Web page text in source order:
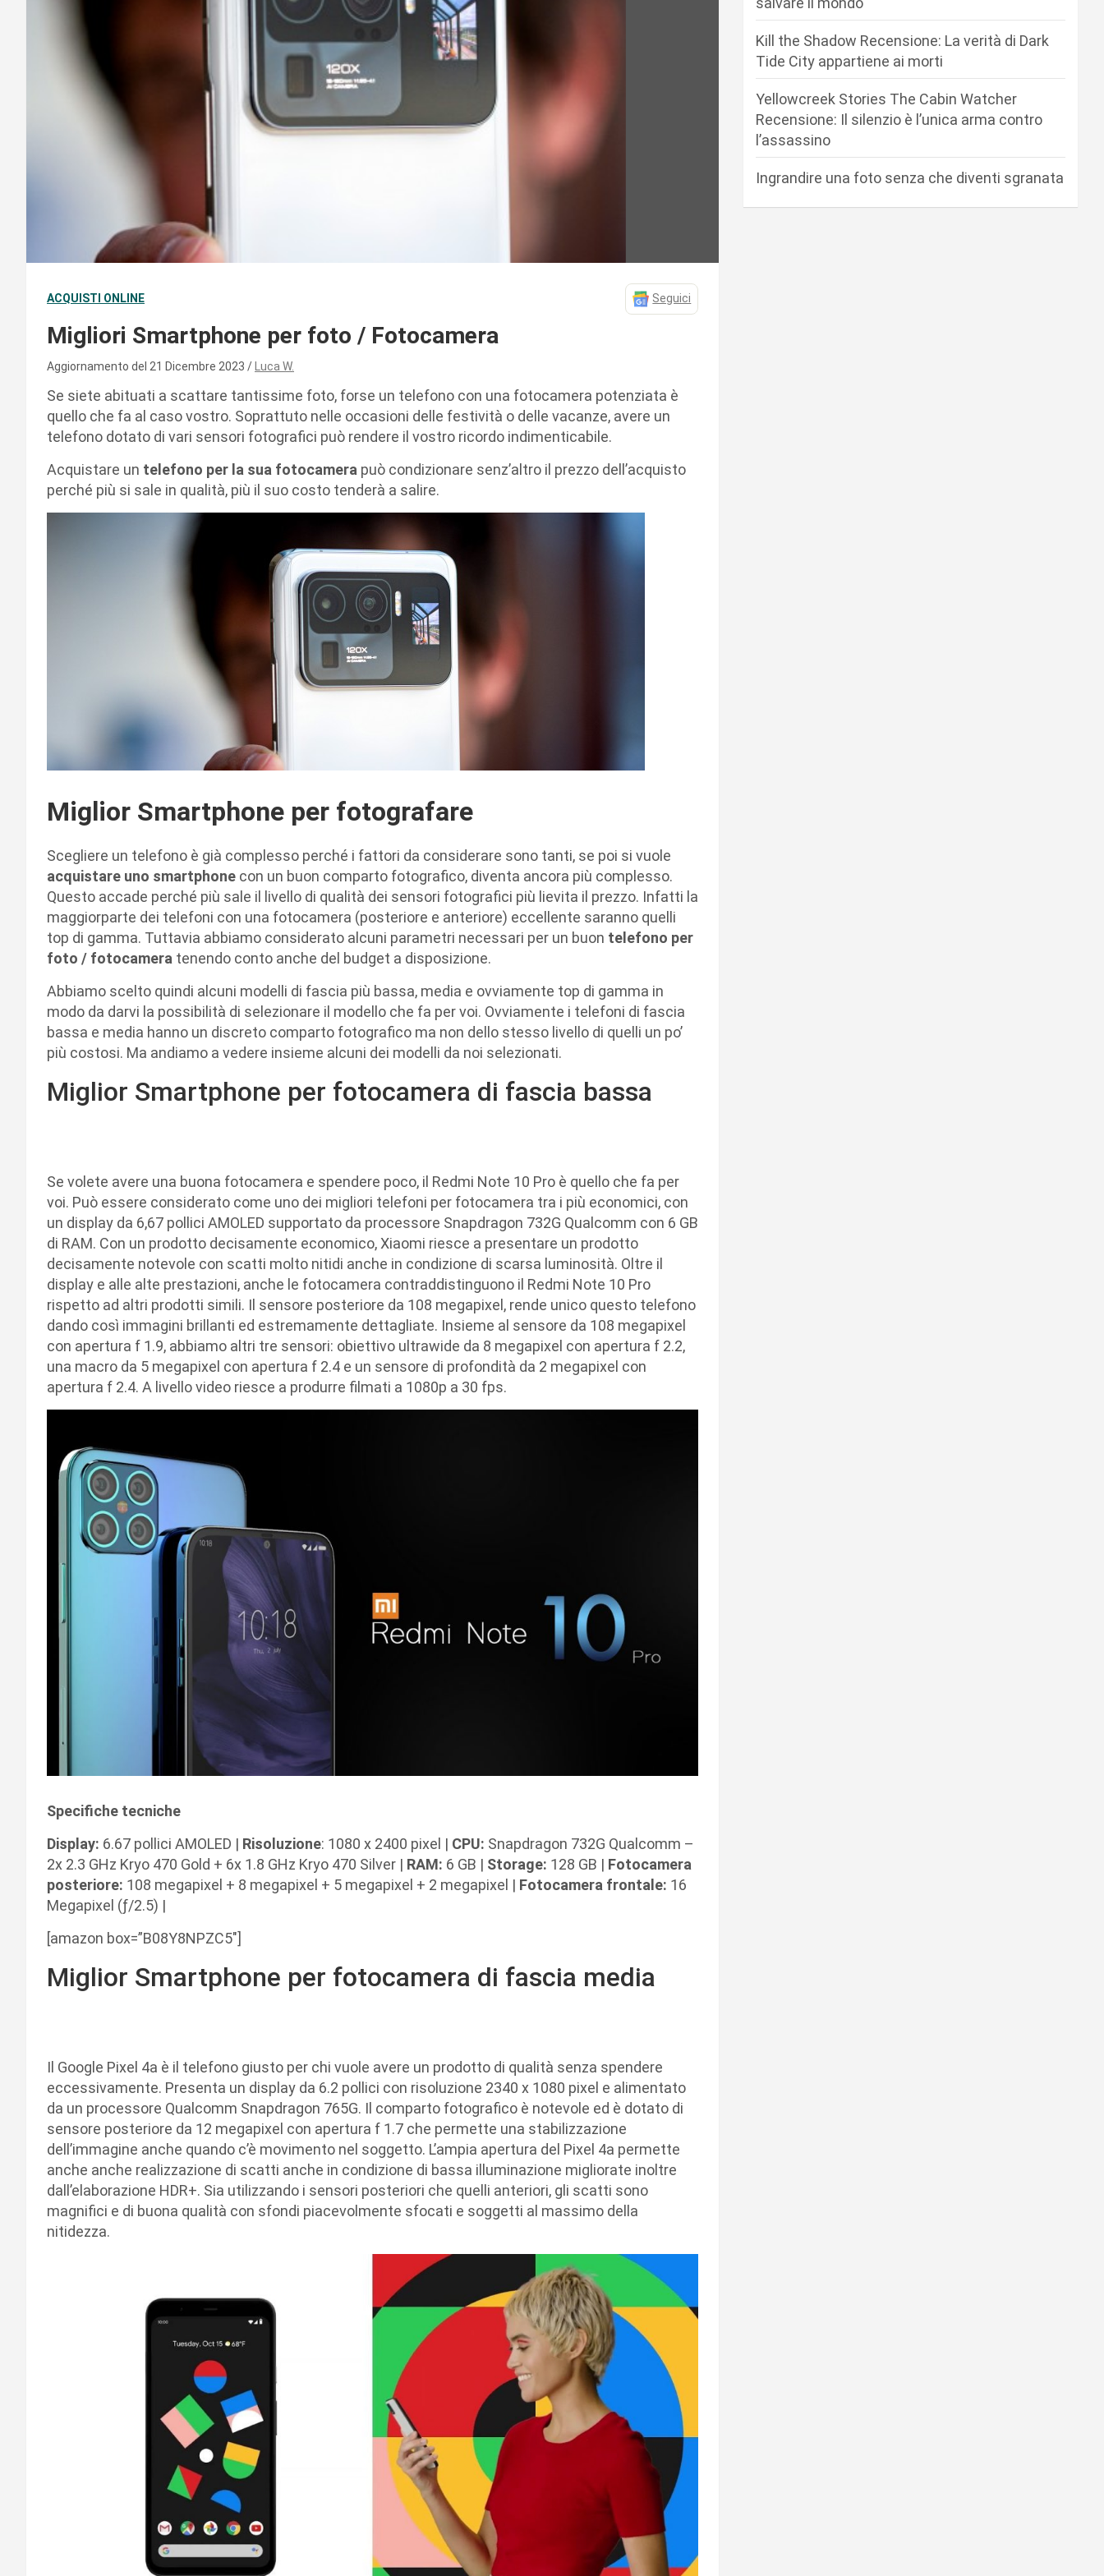
ACQUISTI ONLINE Seguici
Migliori Smartphone per foto / Fotocamera
Aggiornamento del 21 Dicembre 2023 Luca W.
Se siete abituati a scattare tantissime foto, forse un telefono con una fotocamera potenziata è
quello che fa al caso vostro. Soprattuto nelle occasioni delle festività o delle vacanze, avere un
telefono dotato di vari sensori fotografici può rendere il vostro ricordo indimenticabile.
Acquistare un telefono per la sua fotocamera può condizionare senz’altro il prezzo dell’acquisto
perché più si sale in qualità, più il suo costo tenderà a salire.
Miglior Smartphone per fotografare
Scegliere un telefono è già complesso perché i fattori da considerare sono tanti, se poi si vuole
acquistare uno smartphone con un buon comparto fotografico, diventa ancora più complesso.
Questo accade perché più sale il livello di qualità dei sensori fotografici più lievita il prezzo. Infatti la
maggiorparte dei telefoni con una fotocamera (posteriore e anteriore) eccellente saranno quelli
top di gamma. Tuttavia abbiamo considerato alcuni parametri necessari per un buon telefono per
foto / fotocamera tenendo conto anche del budget a disposizione.
Abbiamo scelto quindi alcuni modelli di fascia più bassa, media e ovviamente top di gamma in
modo da darvi la possibilità di selezionare il modello che fa per voi. Ovviamente i telefoni di fascia
bassa e media hanno un discreto comparto fotografico ma non dello stesso livello di quelli un po’
più costosi. Ma andiamo a vedere insieme alcuni dei modelli da noi selezionati.
Miglior Smartphone per fotocamera di fascia bassa
Se volete avere una buona fotocamera e spendere poco, il Redmi Note 10 Pro è quello che fa per
voi. Può essere considerato come uno dei migliori telefoni per fotocamera tra i più economici, con
un display da 6,67 pollici AMOLED supportato da processore Snapdragon 732G Qualcomm con 6 GB
di RAM. Con un prodotto decisamente economico, Xiaomi riesce a presentare un prodotto
decisamente notevole con scatti molto nitidi anche in condizione di scarsa luminosità. Oltre il
display e alle alte prestazioni, anche le fotocamera contraddistinguono il Redmi Note 10 Pro
rispetto ad altri prodotti simili. Il sensore posteriore da 108 megapixel, rende unico questo telefono
dando così immagini brillanti ed estremamente dettagliate. Insieme al sensore da 108 megapixel
con apertura f 1.9, abbiamo altri tre sensori: obiettivo ultrawide da 8 megapixel con apertura f 2.2,
una macro da 5 megapixel con apertura f 2.4 e un sensore di profondità da 2 megapixel con
apertura f 2.4. A livello video riesce a produrre filmati a 1080p a 30 fps.
Specifiche tecniche
Display: 6.67 pollici AMOLED | Risoluzione: 1080 x 2400 pixel | CPU: Snapdragon 732G Qualcomm –
2x 2.3 GHz Kryo 470 Gold + 6x 1.8 GHz Kryo 470 Silver | RAM: 6 GB | Storage: 128 GB | Fotocamera
posteriore: 108 megapixel + 8 megapixel + 5 megapixel + 2 megapixel | Fotocamera frontale: 16
Megapixel (ƒ/2.5) |
[amazon box=”B08Y8NPZC5″]
Miglior Smartphone per fotocamera di fascia media
Il Google Pixel 4a è il telefono giusto per chi vuole avere un prodotto di qualità senza spendere
eccessivamente. Presenta un display da 6.2 pollici con risoluzione 2340 x 1080 pixel e alimentato
da un processore Qualcomm Snapdragon 765G. Il comparto fotografico è notevole ed è dotato di
sensore posteriore da 12 megapixel con apertura f 1.7 che permette una stabilizzazione
dell’immagine anche quando c’è movimento nel soggetto. L’ampia apertura del Pixel 4a permette
anche anche realizzazione di scatti anche in condizione di bassa illuminazione migliorate inoltre
dall’elaborazione HDR+. Sia utilizzando i sensori posteriori che quelli anteriori, gli scatti sono
magnifici e di buona qualità con sfondi piacevolmente sfocati e soggetti al massimo della
nitidezza.
Kill the Shadow Recensione: La verità di Dark
Tide City appartiene ai morti
Yellowcreek Stories The Cabin Watcher
Recensione: Il silenzio è l’unica arma contro
l’assassino
Ingrandire una foto senza che diventi sgranata